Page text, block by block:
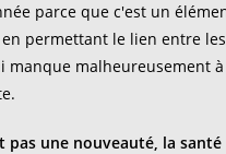
parce que c'est un
permettant le lien entre
manque malheureusement
pas une nouveauté, la